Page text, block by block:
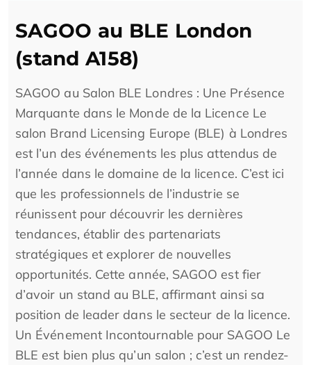
SAGOO au BLE London
(stand A158)
SAGOO au Salon BLE Londres : Une Présence
Marquante dans le Monde de la Licence Le
salon Brand Licensing Europe (BLE) à Londres
est l’un des événements les plus attendus de
l’année dans le domaine de la licence. C’est ici
que les professionnels de l’industrie se
réunissent pour découvrir les dernières
tendances, établir des partenariats
stratégiques et explorer de nouvelles
opportunités. Cette année, SAGOO est fier
d’avoir un stand au BLE, affirmant ainsi sa
position de leader dans le secteur de la licence.
Un Événement Incontournable pour SAGOO Le
BLE est bien plus qu’un salon ; c’est un rendez-